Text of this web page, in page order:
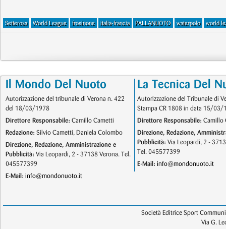
Setterosa World League frosinone italia-francia PALLANUOTO waterpolo world
Il Mondo Del Nuoto
Autorizzazione del tribunale di Verona n. 422
del 18/03/1978
Direttore Responsabile: Camillo Cametti
Redazione: Silvio Cametti, Daniela Colombo
Direzione, Redazione, Amministrazione e
Pubblicità: Via Leopardi, 2 - 37138 Verona. Tel.
045577399
E-Mail: info@mondonuoto.it
La Tecnica Del
Autorizzazione del Tribunale di
Stampa CR 1808 in data 15/03/
Direttore Responsabile: Camillo
Direzione, Redazione,
Pubblicità: Via Leopardi, 2 -
Tel. 045577399
E-Mail: info@mondonuoto.it
Società Editrice Sport
Via G.